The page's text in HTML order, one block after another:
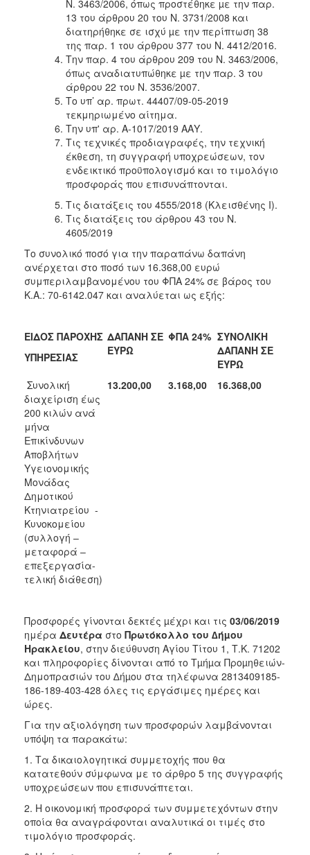
Ν. 3463/2006, όπως προστέθηκε µε την παρ.
13 του άρθρου 20 του Ν. 3731/2008 και
διατηρήθηκε σε ισχύ µε την περίπτωση 38
της παρ. 1 του άρθρου 377 του Ν. 4412/2016.
Την παρ. 4 του άρθρου 209 του Ν. 3463/2006,
όπως αναδιατυπώθηκε µε την παρ. 3 του
άρθρου 22 του Ν. 3536/2007.
Το υπ’ αρ. πρωτ. 44407/09-05-2019
τεκμηριωμένο αίτημα.
Την υπ' αρ. Α-1017/2019 ΑΑΥ.
Τις τεχνικές προδιαγραφές, την τεχνική
έκθεση, τη συγγραφή υποχρεώσεων, τον
ενδεικτικό προϋπολογισμό και το τιμολόγιο
προσφοράς που επισυνάπτονται.
Τις διατάξεις του 4555/2018 (Κλεισθένης I).
Τις διατάξεις του άρθρου 43 του Ν.
4605/2019
Το συνολικό ποσό για την παραπάνω δαπάνη
ανέρχεται στο ποσό των 16.368,00 ευρώ
συμπεριλαμβανομένου του ΦΠΑ 24% σε βάρος του
Κ.Α.: 70-6142.047 και αναλύεται ως εξής:
ΕΙΔΟΣ ΠΑΡΟΧΗΣ
ΥΠΗΡΕΣΙΑΣ
ΔΑΠΑΝΗ ΣΕ
ΕΥΡΩ
ΦΠΑ 24% ΣΥΝΟΛΙΚΗ
ΔΑΠΑΝΗ ΣΕ
ΕΥΡΩ
Συνολική
διαχείριση έως
200 κιλών ανά
μήνα
Επικίνδυνων
Αποβλήτων
Υγειονομικής
Μονάδας
Δημοτικού
Κτηνιατρείου -
Κυνοκομείου
(συλλογή –
μεταφορά –
επεξεργασία-
τελική διάθεση)
13.200,00 3.168,00 16.368,00
Προσφορές γίνονται δεκτές µέχρι και τις 03/06/2019
ημέρα Δευτέρα στο Πρωτόκολλο του ∆ήµου
Ηρακλείου, στην διεύθυνση Αγίου Τίτου 1, Τ.Κ. 71202
και πληροφορίες δίνονται από το Tµήµα Προµηθειών-
Δημοπρασιών του ∆ήµου στα τηλέφωνα 2813409185-
186-189-403-428 όλες τις εργάσιμες ημέρες και
ώρες.
Για την αξιολόγηση των προσφορών λαμβάνονται
υπόψη τα παρακάτω:
1. Τα δικαιολογητικά συμμετοχής που θα
κατατεθούν σύμφωνα με το άρθρο 5 της συγγραφής
υποχρεώσεων που επισυνάπτεται.
2. Η οικονομική προσφορά των συμμετεχόντων στην
οποία θα αναγράφονται αναλυτικά οι τιμές στο
τιμολόγιο προσφοράς.